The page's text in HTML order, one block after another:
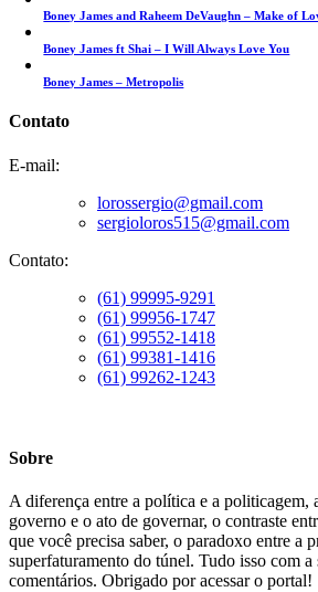
Boney James and Raheem DeVaughn – Make of
Boney James ft Shai – I Will Always Love You
Boney James – Metropolis
Contato
E-mail:
lorossergio@gmail.com
sergioloros515@gmail.com
Contato:
(61) 99995-9291
(61) 99956-1747
(61) 99552-1418
(61) 99381-1416
(61) 99262-1243
Sobre
A diferença entre a política e a politicagem,
governo e o ato de governar, o contraste
que você precisa saber, o paradoxo entre a
superfaturamento do túnel. Tudo isso com
comentários. Obrigado por acessar o portal!